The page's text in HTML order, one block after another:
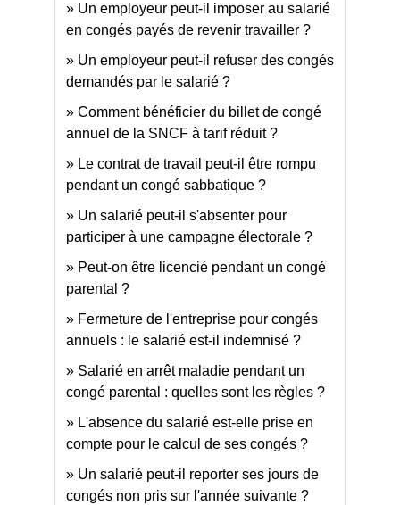
Un employeur peut-il imposer au salarié
en congés payés de revenir travailler ?
Un employeur peut-il refuser des congés
demandés par le salarié ?
Comment bénéficier du billet de congé
annuel de la SNCF à tarif réduit ?
Le contrat de travail peut-il être rompu
pendant un congé sabbatique ?
Un salarié peut-il s'absenter pour
participer à une campagne électorale ?
Peut-on être licencié pendant un congé
parental ?
Fermeture de l'entreprise pour congés
annuels : le salarié est-il indemnisé ?
Salarié en arrêt maladie pendant un
congé parental : quelles sont les règles ?
L'absence du salarié est-elle prise en
compte pour le calcul de ses congés ?
Un salarié peut-il reporter ses jours de
congés non pris sur l'année suivante ?